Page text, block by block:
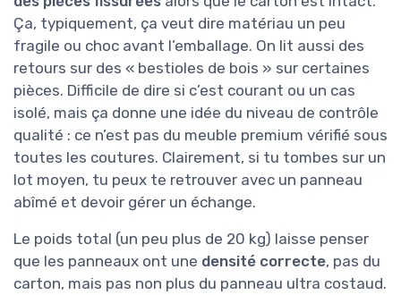
Ça, typiquement, ça veut dire matériau un peu
fragile ou choc avant l’emballage. On lit aussi des
retours sur des « bestioles de bois » sur certaines
pièces. Difficile de dire si c’est courant ou un cas
isolé, mais ça donne une idée du niveau de contrôle
qualité : ce n’est pas du meuble premium vérifié sous
toutes les coutures. Clairement, si tu tombes sur un
lot moyen, tu peux te retrouver avec un panneau
abîmé et devoir gérer un échange.
Le poids total (un peu plus de 20 kg) laisse penser
que les panneaux ont une densité correcte, pas du
carton, mais pas non plus du panneau ultra costaud.